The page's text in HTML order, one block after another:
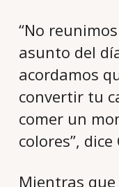
“No
asunto del
acordamos
convertir tu
comer un
colores”, dice
Mientras